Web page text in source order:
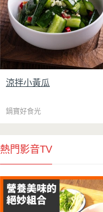
涼拌小黃瓜
鍋寶好食光
熱門影音TV